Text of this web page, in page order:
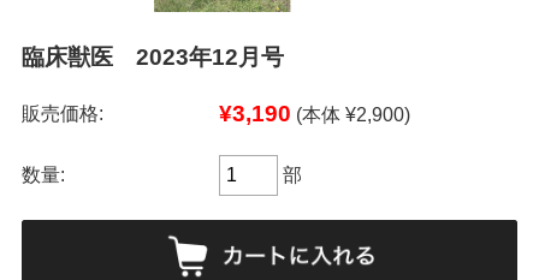
臨床獣医 2023年12月号
販売価格: ¥3,190 (本体 ¥2,900)
数量: 部